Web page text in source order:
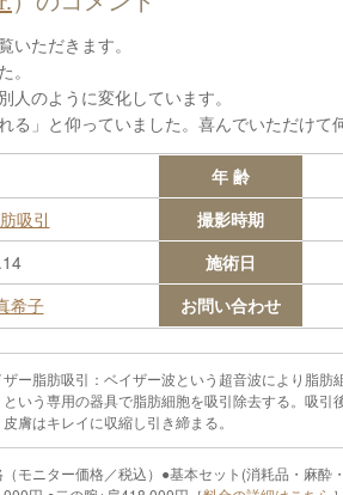
ただきます。
のように変化しています。
る」と仰っていました。喜んでいただけて
年 齢
吸引 撮影時期
施術日
希子 お問い合わせ
ー脂肪吸引：ベイザー波という超音波により脂肪
という専用の器具で脂肪細胞を吸引除去する。吸
皮膚はキレイに収縮し引き締まる。
（モニター価格／税込）●基本セット(消耗品・麻酔